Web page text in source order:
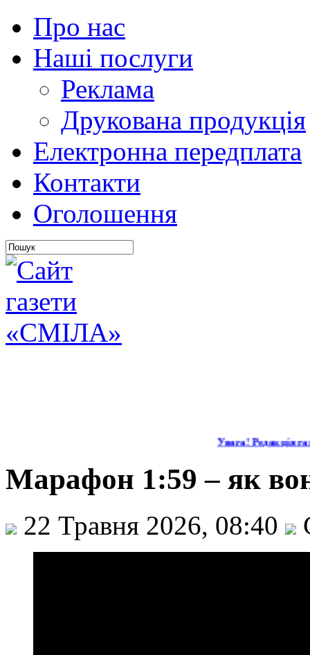
Про нас
Наші послуги
Реклама
Друкована продукція
Електронна передплата
Контакти
Оголошення
Увага! Редакція
Марафон 1:59 – як
22 Травня 2026, 08:40